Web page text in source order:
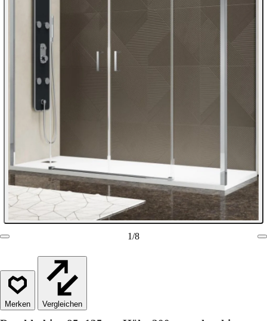
1/8
Vergleichen